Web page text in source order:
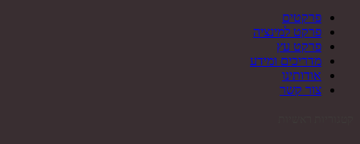
פרקטים
פרקט למינציה
פרקט עץ
מדריכים ומידע
אודותינו
צור קשר